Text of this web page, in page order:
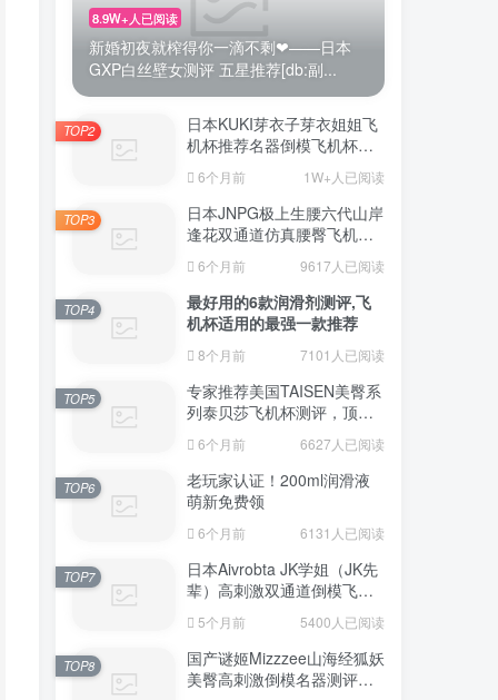
8.9W+人已阅读
新婚初夜就榨得你一滴不剩❤——日本
GXP白丝壁女测评 五星推荐[db:副...
日本KUKI芽衣子芽衣姐姐飞
机杯推荐名器倒模飞机杯测
6个月前 1W+人已阅读
TOP2
日本JNPG极上生腰六代山岸
逢花双通道仿真腰臀飞机杯
致真实感的资深玩家
6个月前 9617人已阅读
TOP3
最好用的6款润滑剂测评,飞
机杯适用的最强一款推荐
8个月前 7101人已阅读
TOP4
专家推荐美国TAISEN美臀系
列泰贝莎飞机杯测评，顶级
品质带来极致享受!
6个月前 6627人已阅读
TOP5
老玩家认证！200ml润滑液
萌新免费领
6个月前 6131人已阅读
TOP6
日本Aivrobta JK学姐（JK先
辈）高刺激双通道倒模飞机
杯深度测评报告
5个月前 5400人已阅读
TOP7
国产谜姬Mizzzee山海经狐妖
美臀高刺激倒模名器测评报
TOP8